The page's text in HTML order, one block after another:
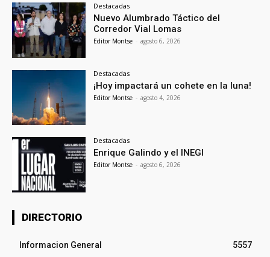
Destacadas
Nuevo Alumbrado Táctico del
Corredor Vial Lomas
Editor Montse - agosto 6, 2026
Destacadas
¡Hoy impactará un cohete en la luna!
Editor Montse - agosto 4, 2026
Destacadas
Enrique Galindo y el INEGI
Editor Montse - agosto 6, 2026
DIRECTORIO
Informacion General
5557